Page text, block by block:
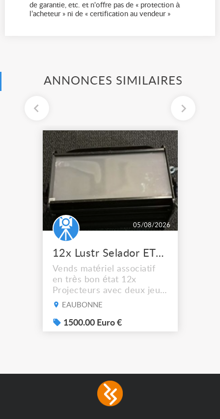
de garantie, etc. et n'offre pas de « protection à
l’acheteur » ni de « certification au vendeur »
ANNONCES SIMILAIRES
05/08/2026
12x Lustr Selador ETC Led 7x colors filtres
Vends matériel associatif
en très bon état 12x
Projecteurs avec deux jeux
de filtre filtre Lustr Selador
system – seven colour
LEDs providing the
consumption The
permanence of a 50,000-
EAUBONNE
1500.00 Euro €